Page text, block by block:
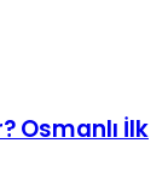
Osmanlı İlk